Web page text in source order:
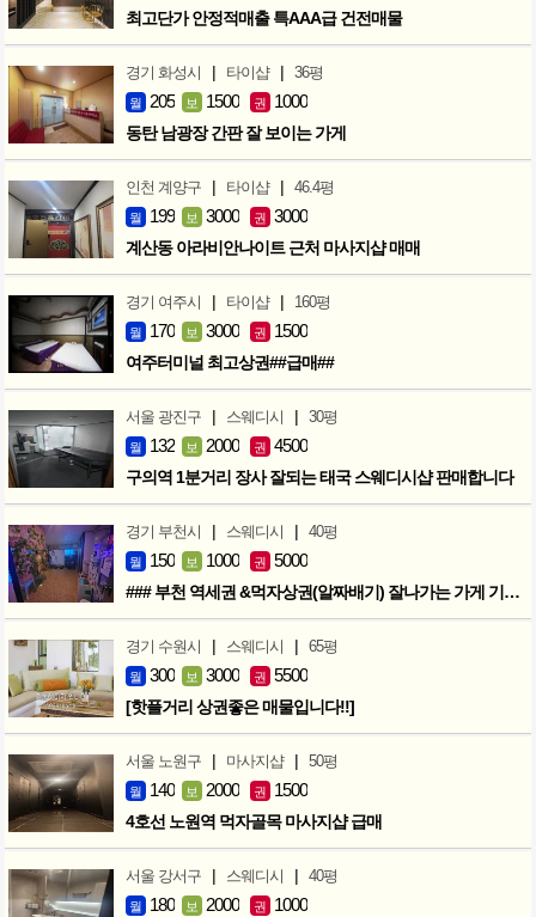
최고단가 안정적매출 특AAA급 건전매물
경기 화성시 | 타이샵 | 36평
월 205 보 1500 권 1000
동탄 남광장 간판 잘 보이는 가게
인천 계양구 | 타이샵 | 46.4평
월 199 보 3000 권 3000
계산동 아라비안나이트 근처 마사지샵 매매
경기 여주시 | 타이샵 | 160평
월 170 보 3000 권 1500
여주터미널 최고상권##급매##
서울 광진구 | 스웨디시 | 30평
월 132 보 2000 권 4500
구의역 1분거리 장사 잘되는 태국 스웨디시샵 판매합니다
경기 부천시 | 스웨디시 | 40평
월 150 보 1000 권 5000
### 부천 역세권 &먹자상권(알짜배기) 잘나가는 가게 기회입니다 ###
경기 수원시 | 스웨디시 | 65평
월 300 보 3000 권 5500
[핫플거리 상권좋은 매물입니다!!]
서울 노원구 | 마사지샵 | 50평
월 140 보 2000 권 1500
4호선 노원역 먹자골목 마사지샵 급매
서울 강서구 | 스웨디시 | 40평
월 180 보 2000 권 1000